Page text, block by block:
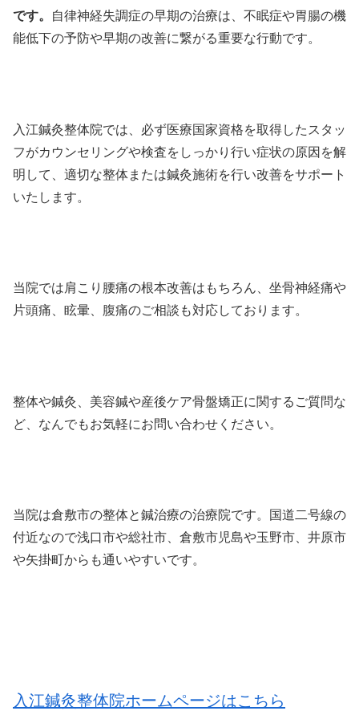
です。
自律神経失調症の早期の治療は、不眠症や胃腸の機
能低下の予防や早期の改善に繋がる重要な行動です。
入江鍼灸整体院では、必ず医療国家資格を取得したスタッ
フがカウンセリングや検査をしっかり行い症状の原因を解
明して、適切な整体または鍼灸施術を行い改善をサポート
いたします。
当院では肩こり腰痛の根本改善はもちろん、坐骨神経痛や
片頭痛、眩暈、腹痛のご相談も対応しております。
整体や鍼灸、美容鍼や産後ケア骨盤矯正に関するご質問な
ど、なんでもお気軽にお問い合わせください。
当院は倉敷市の整体と鍼治療の治療院です。
国道二号線の
付近なので浅口市や総社市、倉敷市児島や玉野市、井原市
や矢掛町からも通いやすいです。
入江鍼灸整体院ホームページはこちら